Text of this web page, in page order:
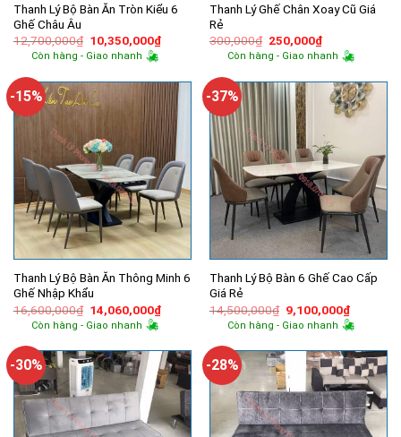
Thanh Lý Bộ Bàn Ăn Tròn Kiểu 6
Ghế Châu Âu
12,700,000₫ Giá
gốc
là:
10,350,000₫Giá
hiện
10,350,000₫.
Còn hàng - Giao nhanh
Thanh Lý Ghế Chân Xoay Cũ Giá
Rẻ
300,000₫ Giá
gốc
là:
250,000₫Giá
hiện
tại
250,000₫.
Còn hàng - Giao nhanh
-15%
Thanh Lý Bộ Bàn Ăn Thông Minh 6
Ghế Nhập Khẩu
16,600,000₫ Giá
gốc
là:
14,060,000₫Giá
hiện
14,060,000₫.
Còn hàng - Giao nhanh
-37%
Thanh Lý Bộ Bàn 6 Ghế Cao Cấp
Giá Rẻ
14,500,000₫ Giá
gốc
là:
9,100,000₫Giá
hiện
tại
Còn hàng - Giao nhanh
-30% -28%